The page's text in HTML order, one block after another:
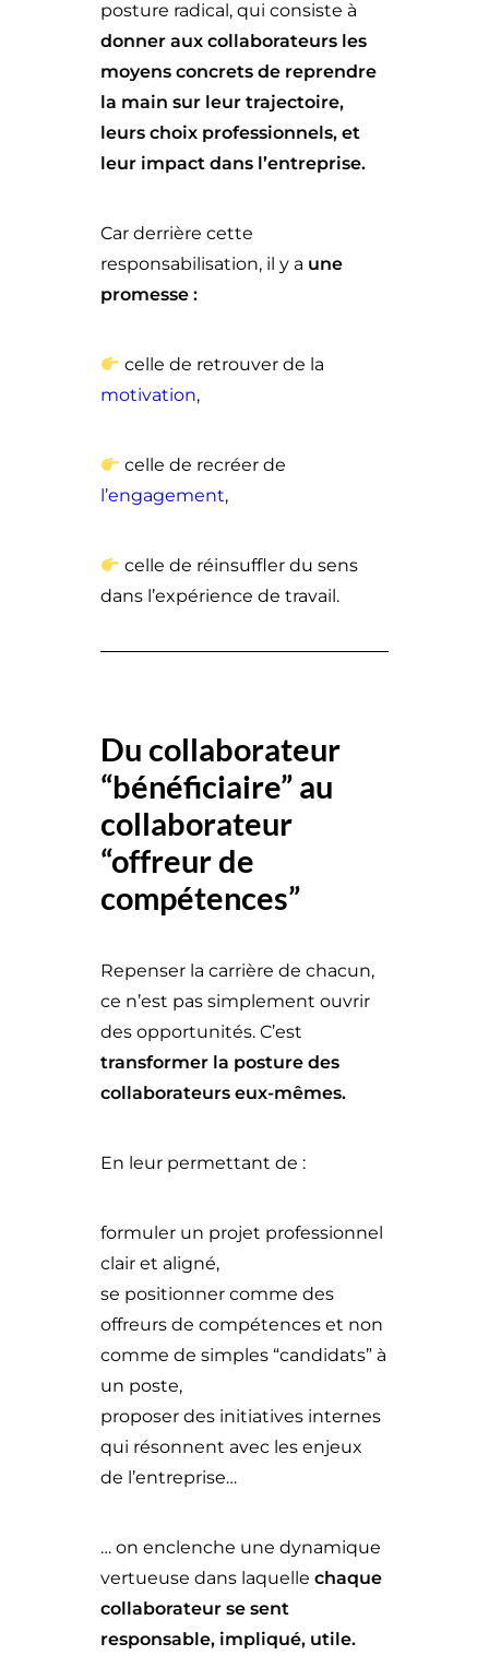
posture radical, qui consiste à
donner aux collaborateurs les
moyens concrets de reprendre
la main sur leur trajectoire,
leurs choix professionnels, et
leur impact dans l’entreprise.
Car derrière cette
responsabilisation, il y a une
promesse :
celle de retrouver de la
motivation,
celle de recréer de
l’engagement,
celle de réinsuffler du sens
dans l’expérience de travail.
Du collaborateur
“bénéficiaire” au
collaborateur
“offreur de
compétences”
Repenser la carrière de chacun,
ce n’est pas simplement ouvrir
des opportunités. C’est
transformer la posture des
collaborateurs eux-mêmes.
En leur permettant de :
formuler un projet professionnel
clair et aligné,
se positionner comme des
offreurs de compétences et non
comme de simples “candidats” à
un poste,
proposer des initiatives internes
qui résonnent avec les enjeux
de l’entreprise…
… on enclenche une dynamique
vertueuse dans laquelle chaque
collaborateur se sent
responsable, impliqué, utile.